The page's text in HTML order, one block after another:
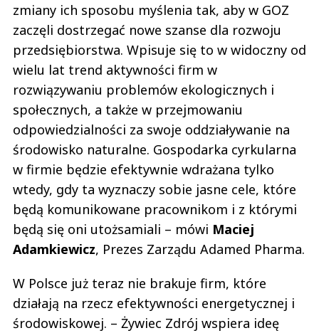
zmiany ich sposobu myślenia tak, aby w GOZ
zaczęli dostrzegać nowe szanse dla rozwoju
przedsiębiorstwa. Wpisuje się to w widoczny od
wielu lat trend aktywności firm w
rozwiązywaniu problemów ekologicznych i
społecznych, a także w przejmowaniu
odpowiedzialności za swoje oddziaływanie na
środowisko naturalne. Gospodarka cyrkularna
w firmie będzie efektywnie wdrażana tylko
wtedy, gdy ta wyznaczy sobie jasne cele, które
będą komunikowane pracownikom i z którymi
będą się oni utożsamiali – mówi Maciej
Adamkiewicz, Prezes Zarządu Adamed Pharma.
W Polsce już teraz nie brakuje firm, które
działają na rzecz efektywności energetycznej i
środowiskowej. – Żywiec Zdrój wspiera ideę